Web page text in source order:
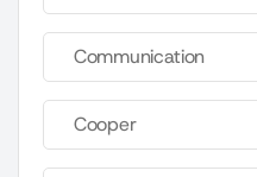
Communication
Cooper